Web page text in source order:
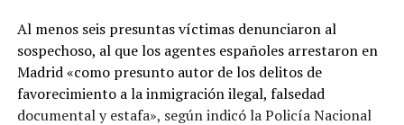
Al menos seis presuntas víctimas denunciaron al
sospechoso, al que los agentes españoles arrestaron en
Madrid «como presunto autor de los delitos de
favorecimiento a la inmigración ilegal, falsedad
documental y estafa», según indicó la Policía Nacional